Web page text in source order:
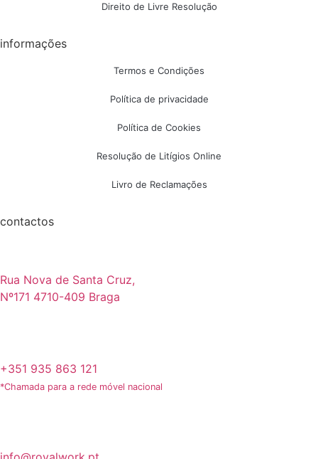
Direito de Livre Resolução
informações
Termos e Condições
Política de privacidade
Política de Cookies
Resolução de Litígios Online
Livro de Reclamações
contactos
Rua Nova de Santa Cruz,
Nº171 4710-409 Braga
+351 935 863 121
*Chamada para a rede móvel nacional